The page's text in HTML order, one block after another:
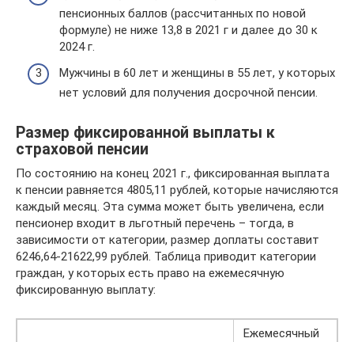
пенсионных баллов (рассчитанных по новой
формуле) не ниже 13,8 в 2021 г и далее до 30 к
2024 г.
Мужчины в 60 лет и женщины в 55 лет, у которых
нет условий для получения досрочной пенсии.
Размер фиксированной выплаты к
страховой пенсии
По состоянию на конец 2021 г., фиксированная выплата
к пенсии равняется 4805,11 рублей, которые начисляются
каждый месяц. Эта сумма может быть увеличена, если
пенсионер входит в льготный перечень – тогда, в
зависимости от категории, размер доплаты составит
6246,64-21622,99 рублей. Таблица приводит категории
граждан, у которых есть право на ежемесячную
фиксированную выплату:
Ежемесячный